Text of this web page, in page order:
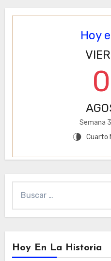
Hoy
Semana
U Cuarto
Hoy En La Historia